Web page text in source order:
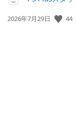
公
2026年7月29日 44